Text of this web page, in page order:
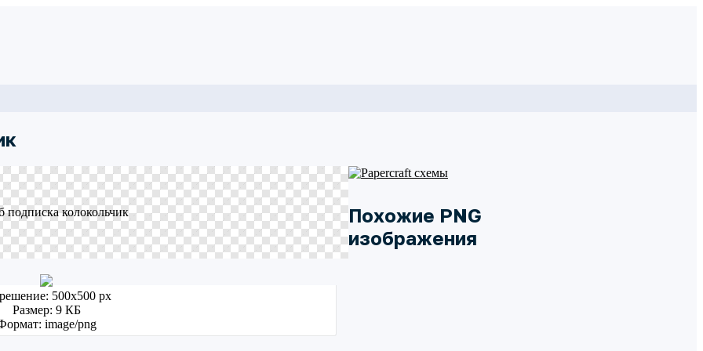
500x500 px
Размер: 9 КБ
image/png
Похожие PNG
изображения